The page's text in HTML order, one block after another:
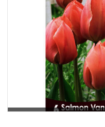
Promotions
Service